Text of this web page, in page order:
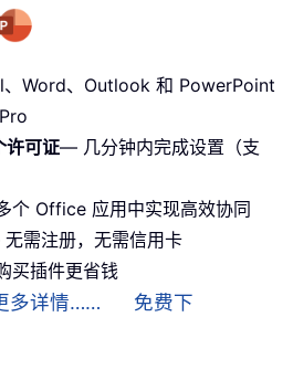
Word、Outlook 和 PowerPoint
许可证— 几分钟内完成设置（支
个 Office 应用中实现高效协同
需注册，无需信用卡
买插件更省钱
多详情……
免费下